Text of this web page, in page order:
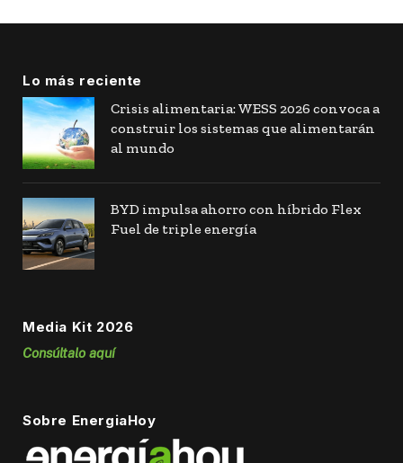
Lo más reciente
Crisis alimentaria: WESS 2026 convoca a
construir los sistemas que alimentarán
al mundo
BYD impulsa ahorro con híbrido Flex
Fuel de triple energía
Media Kit 2026
Consúltalo aquí
Sobre EnergiaHoy